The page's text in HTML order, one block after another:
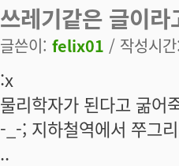
쓰레기같은 글이
글쓴이: felix01 / 작성시
:x
물리학자가 된다고 굶어
-_-; 지하철역에서 쭈그
..